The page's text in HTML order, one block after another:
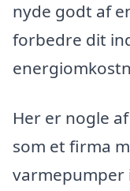
nyde godt af
forbedre dit
Her er nogle
som et firma
varmepumper